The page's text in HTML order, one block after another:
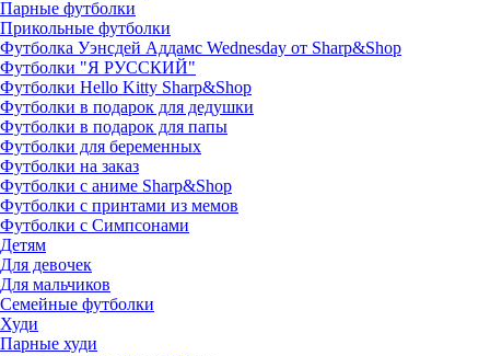
Парные футболки
Прикольные футболки
Футболка Уэнсдей Аддамс Wednesday от Sharp&Shop
Футболки "Я РУССКИЙ"
Футболки Hello Kitty Sharp&Shop
Футболки в подарок для дедушки
Футболки в подарок для папы
Футболки для беременных
Футболки на заказ
Футболки с аниме Sharp&Shop
Футболки с принтами из мемов
Футболки с Симпсонами
Детям
Для девочек
Для мальчиков
Семейные футболки
Худи
Парные худи